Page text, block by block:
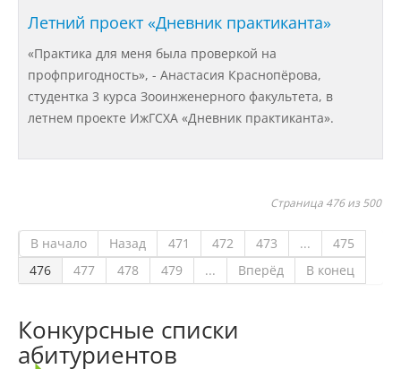
Партнеры
Безопасность
Противодействие терроризму
Ответственность за разжигание
Летний проект «Дневник практиканта»
«Практика для меня была проверкой на
профпригодность», - Анастасия Краснопёрова,
студентка 3 курса Зооинженерного факультета, в
летнем проекте ИжГСХА «Дневник практиканта».
Страница 476 из 500
В начало Назад 471 472 473 ...
475
476
477 478 479 ... Вперёд В конец
Конкурсные списки
абитуриентов